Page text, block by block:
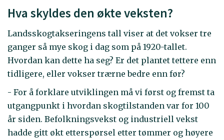
Hva skyldes den økte veksten?
Landsskogtakseringens tall viser at det vokser tre
ganger så mye skog i dag som på 1920-tallet.
Hvordan kan dette ha seg? Er det plantet tettere enn
tidligere, eller vokser trærne bedre enn før?
- For å forklare utviklingen må vi først og fremst ta
utgangpunkt i hvordan skogtilstanden var for 100
år siden. Befolkningsvekst og industriell vekst
hadde gitt økt etterspørsel etter tømmer og høyere